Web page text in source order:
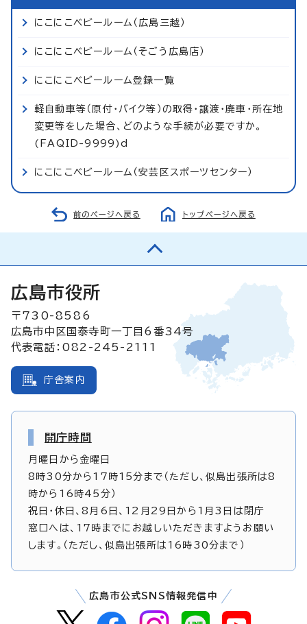
にこにこベビールーム（広島三越）
にこにこベビールーム（そごう広島店）
にこにこベビールーム登録一覧
軽自動車等（原付・バイク等）の取得・譲渡・廃車・所在地
変更等をした場合、どのような手続が必要ですか。
(FAQID-9999)d
にこにこベビールーム（安芸区スポーツセンター）
前のページへ戻る トップページへ戻る
広島市役所
〒730-8586
広島市中区国泰寺町一丁目6番34号
代表電話：082-245-2111
庁舎案内
開庁時間
月曜日から金曜日
8時30分から17時15分まで（ただし、似島出張所は8
時から16時45分）
祝日・休日、8月6日、12月29日から1月3日は閉庁
窓口へは、17時までにお越しいただきますようお願い
します。（ただし、似島出張所は16時30分まで）
広島市公式SNS情報発信中